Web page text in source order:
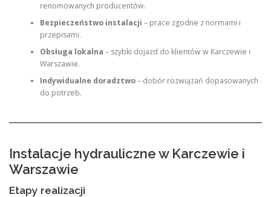
renomowanych producentów.
Bezpieczeństwo instalacji – prace zgodne z normami i
przepisami.
Obsługa lokalna – szybki dojazd do klientów w Karczewie i
Warszawie.
Indywidualne doradztwo– dobór rozwiązań dopasowanych
do potrzeb.
Instalacje hydrauliczne w Karczewie i
Warszawie
Etapy realizacji